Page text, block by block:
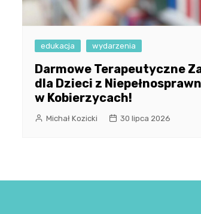
edukacja wydarzenia
Darmowe Terapeutyczne
dla Dzieci z
w Kobierzycach!
Michał Kozicki 30 lipca 2026